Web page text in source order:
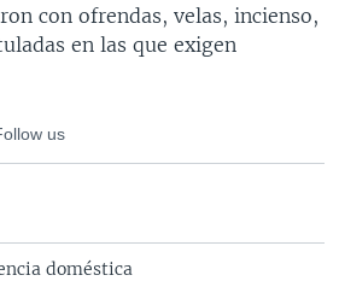
con ofrendas, velas, incienso,
en las que exigen
us
doméstica